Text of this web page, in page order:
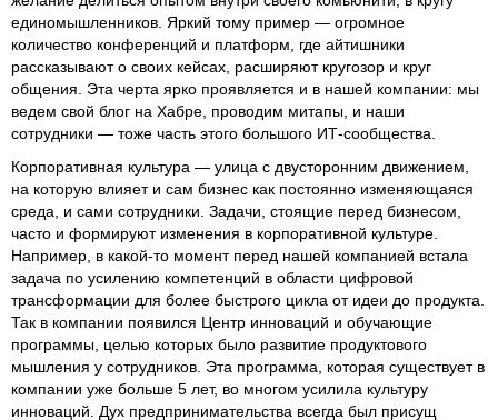
единомышленников. Яркий тому пример — огромное
количество конференций и платформ, где айтишники
рассказывают о своих кейсах, расширяют кругозор и круг
общения. Эта черта ярко проявляется и в нашей компании: мы
ведем свой блог на Хабре, проводим митапы, и наши
сотрудники — тоже часть этого большого ИТ-сообщества.
Корпоративная культура — улица с двусторонним движением,
на которую влияет и сам бизнес как постоянно изменяющаяся
среда, и сами сотрудники. Задачи, стоящие перед бизнесом,
часто и формируют изменения в корпоративной культуре.
Например, в какой-то момент перед нашей компанией встала
задача по усилению компетенций в области цифровой
трансформации для более быстрого цикла от идеи до продукта.
Так в компании появился Центр инноваций и обучающие
программы, целью которых было развитие продуктового
мышления у сотрудников. Эта программа, которая существует в
компании уже больше 5 лет, во многом усилила культуру
инноваций. Дух предпринимательства всегда был присущ